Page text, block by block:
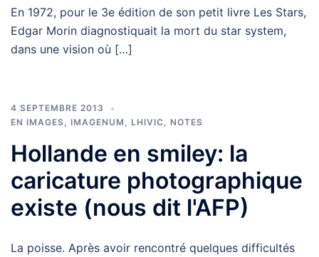
En 1972, pour le 3e édition de son petit livre Les Stars,
Edgar Morin diagnostiquait la mort du star system,
dans une vision où […]
4 SEPTEMBRE 2013
EN IMAGES, IMAGENUM , LHIVIC , NOTES
Hollande en smiley: la
caricature photographique
existe (nous dit l'AFP)
La poisse. Après avoir rencontré quelques difficultés